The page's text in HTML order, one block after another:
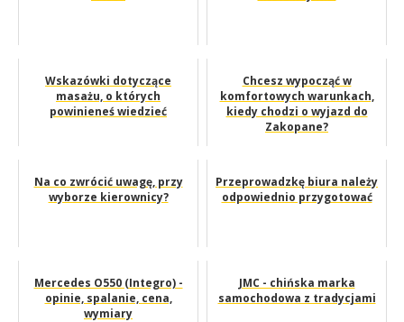
Wskazówki dotyczące
masażu, o których
powinieneś wiedzieć
Chcesz wypocząć w
komfortowych warunkach,
kiedy chodzi o wyjazd do
Zakopane?
Na co zwrócić uwagę, przy
wyborze kierownicy?
Przeprowadzkę biura należy
odpowiednio przygotować
Mercedes O550 (Integro) -
opinie, spalanie, cena,
wymiary
JMC - chińska marka
samochodowa z tradycjami